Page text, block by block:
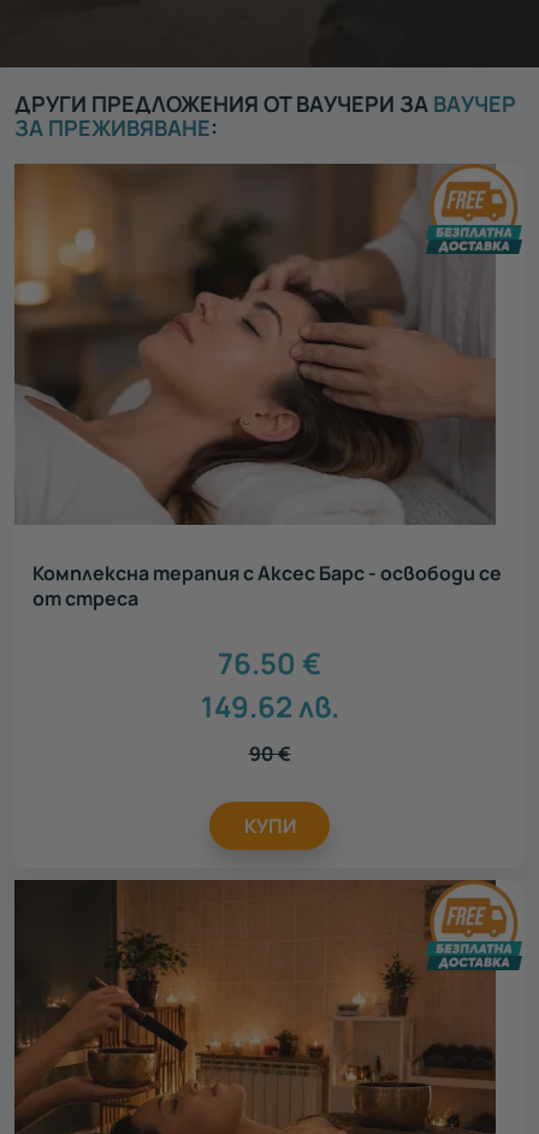
ДРУГИ ПРЕДЛОЖЕНИЯ ОТ ВАУЧЕРИ ЗА ВАУЧЕР
ЗА ПРЕЖИВЯВАНЕ:
Комплексна терапия с Аксес Барс - освободи се
от стреса
76.50 €
149.62лв.
90€
КУПИ